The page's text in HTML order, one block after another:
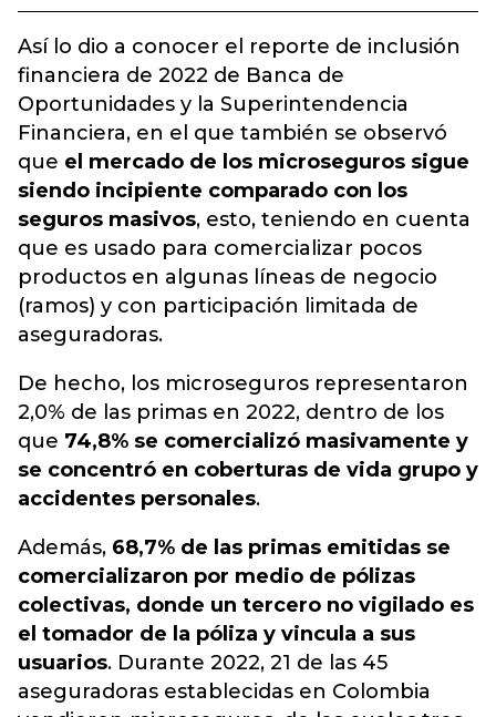
Así lo dio a conocer el reporte de inclusión
financiera de 2022 de Banca de
Oportunidades y la Superintendencia
Financiera, en el que también se observó
que el mercado de los microseguros sigue
siendo incipiente comparado con los
seguros masivos, esto, teniendo en cuenta
que es usado para comercializar pocos
productos en algunas líneas de negocio
(ramos) y con participación limitada de
aseguradoras.
De hecho, los microseguros representaron
2,0% de las primas en 2022, dentro de los
que 74,8% se comercializó masivamente y
se concentró en coberturas de vida grupo y
accidentes personales.
Además, 68,7% de las primas emitidas se
comercializaron por medio de pólizas
colectivas, donde un tercero no vigilado es
el tomador de la póliza y vincula a sus
usuarios. Durante 2022, 21 de las 45
aseguradoras establecidas en Colombia